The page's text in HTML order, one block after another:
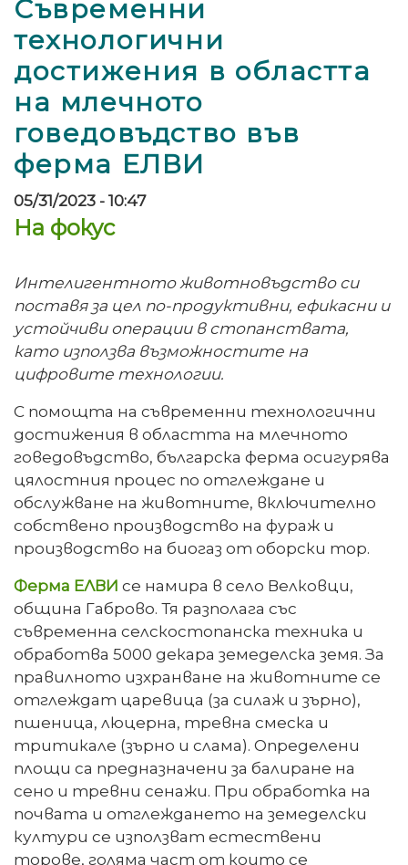
Съвременни
технологични
достижения в областта
на млечното
говедовъдство във
ферма ЕЛВИ
05/31/2023 - 10:47
На фокус
Интелигентното животновъдство си
поставя за цел по-продуктивни, ефикасни и
устойчиви операции в стопанствата,
като използва възможностите на
цифровите технологии.
С помощта на съвременни технологични
достижения в областта на млечното
говедовъдство, българска ферма осигурява
цялостния процес по отглеждане и
обслужване на животните, включително
собствено производство на фураж и
производство на биогаз от оборски тор.
Ферма ЕЛВИ се намира в село Велковци,
община Габрово. Тя разполага със
съвременна селскостопанска техника и
обработва 5000 декара земеделска земя. За
правилното изхранване на животните се
отглеждат царевица (за силаж и зърно),
пшеница, люцерна, тревна смеска и
тритикале (зърно и слама). Определени
площи са предназначени за балиране на
сено и тревни сенажи. При обработка на
почвата и отглеждането на земеделски
култури се използват естествени
торове, голяма част от които се